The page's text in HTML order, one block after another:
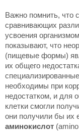
Важно помнить, что
сравнивающих
усвоения
показывают, что
(пищевые формы)
их общего
необходимы при
недостатком, и для
клетки смогли
они получили бы их
аминокислот